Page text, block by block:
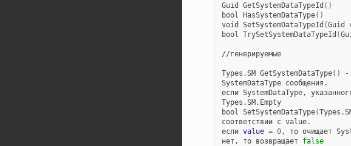
Guid GetSystemDataTypeId ()
bool HasSystemDataType()
void
SetSystemDataTypeId (Guid
bool TrySetSystemDataTypeId (
//генерируемые
Types.SM GetSystemDataType() -
SystemDataType сообщения.
если SystemDataType,
Types.SM.Empty
bool SetSystemDataType(
соответствии с value.
если value = 0, то очищает
нет,
то возвращает false